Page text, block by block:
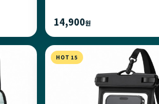
14,900원
HOT 15